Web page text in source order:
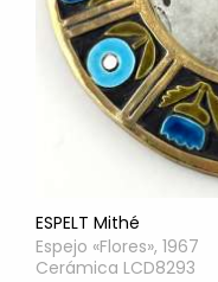
ESPELT Mithé
Espejo «Flores», 1967
Cerámica LCD8293